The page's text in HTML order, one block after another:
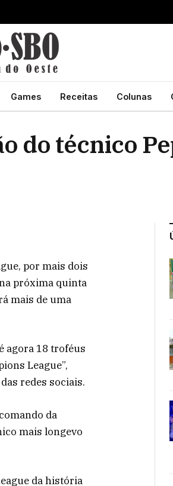
Games Receitas Colunas
do técnico
por mais dois
próxima quinta
mais de uma
agora 18 troféus
League”,
redes sociais.
da
mais longevo
da história